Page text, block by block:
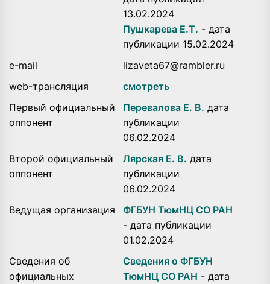
13.02.2024
Пушкарева Е.Т. - дата
публикации 15.02.2024
e-mail
lizaveta67@rambler.ru
web-трансляция
смотреть
Первый официальный
оппонент
Перевалова Е. В. дата
публикации
06.02.2024
Второй официальный
оппонент
Лярская Е. В. дата
публикации
06.02.2024
Ведущая организация
ФГБУН ТюмНЦ СО РАН
- дата публикации
01.02.2024
Сведения об
официальных
Сведения о ФГБУН
ТюмНЦ СО РАН - дата